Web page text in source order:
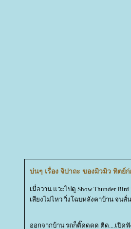
บ่นๆ เรื่อง จิปาถะ ของมิวมิว ทิตย์
เมื่อวาน แวะไปดู Show Thunder
เสียงไม่ไหว วิ่งโฉบหลังคาบ้าน จนสั่
ออกจากบ้าน รถก็ติ๊ดดดด ติด....เปิด